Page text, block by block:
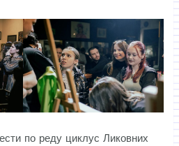
по реду циклус Ликовних